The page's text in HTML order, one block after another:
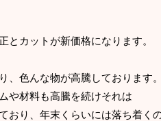
とカットが新価格になります。
、色んな物が高騰しております。
や材料も高騰を続けそれは
おり、年末くらいには落ち着く